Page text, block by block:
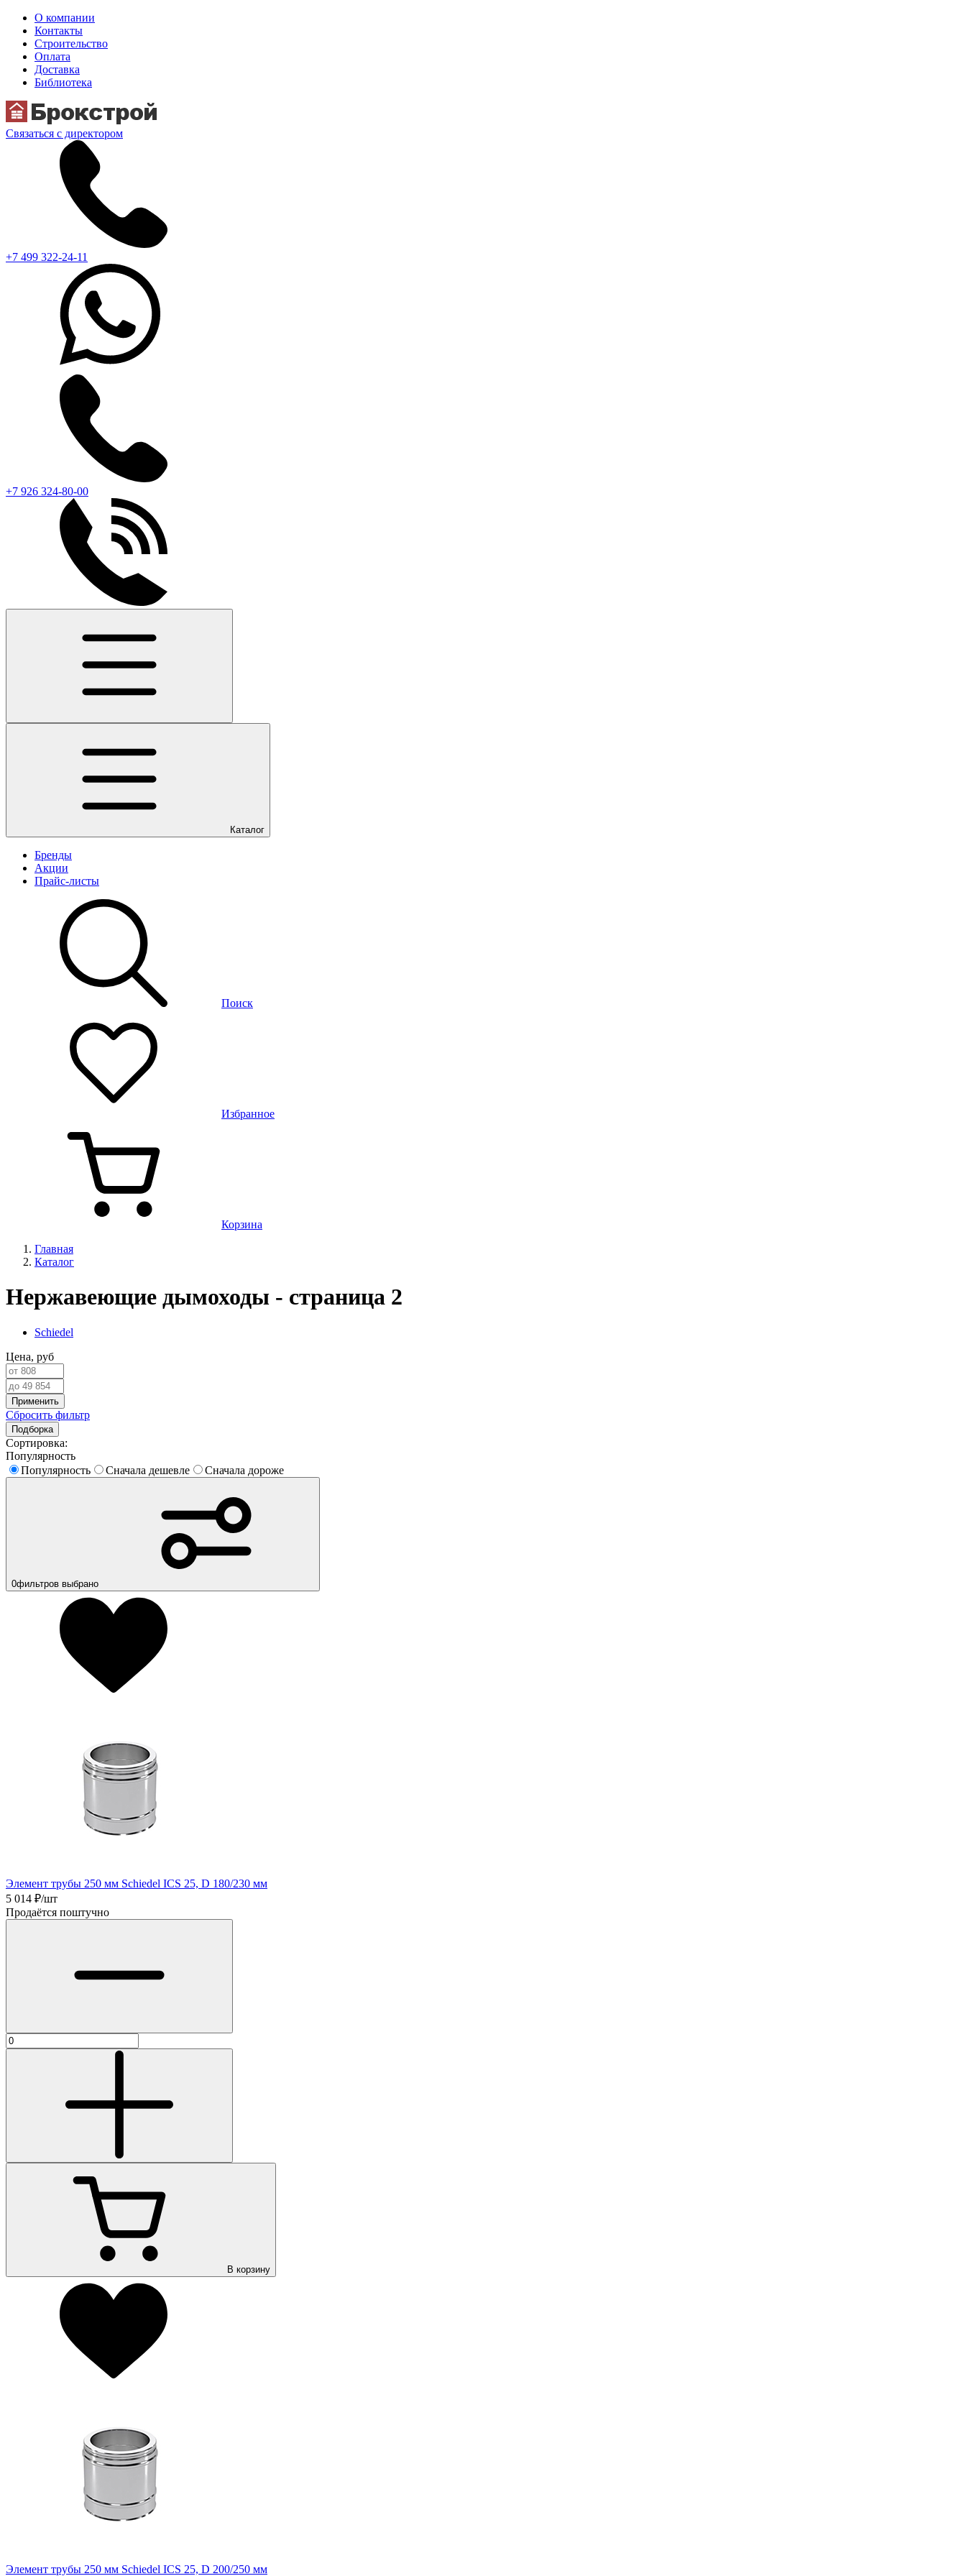
О компании
Контакты
Строительство
Оплата
Доставка
Библиотека
Связаться с директором
+7 499 322-24-11
+7 926 324-80-00
Каталог
Бренды
Акции
Прайс-листы
Поиск
Избранное
Корзина
Главная
Каталог
Нержавеющие дымоходы - страница 2
Schiedel
Цена, руб
Применить
Сбросить фильтр
Подборка
Сортировка:
Популярность
Популярность
Сначала дешевле Сначала дороже
0фильтров выбрано
Элемент трубы 250 мм Schiedel ICS 25, D 180/230 мм
5 014 ₽/шт
Продаётся поштучно
В корзину
Элемент трубы 250 мм Schiedel ICS 25, D 200/250 мм